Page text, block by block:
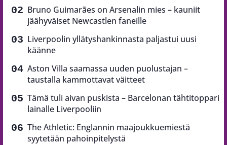
Bruno Guimarães on Arsenalin mies – kauniit
jäähyväiset Newcastlen faneille
Liverpoolin yllätyshankinnasta paljastui uusi
käänne
Aston Villa saamassa uuden puolustajan –
taustalla kammottavat väitteet
Tämä tuli aivan puskista – Barcelonan tähtitoppari
lainalle Liverpooliin
The Athletic: Englannin maajoukkuemiestä
syytetään pahoinpitelystä